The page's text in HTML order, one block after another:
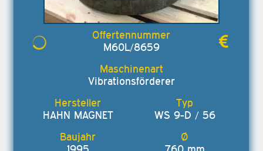
M60L/8659
Vibrationsförderer
HAHN MAGNET WS 9-D / 56